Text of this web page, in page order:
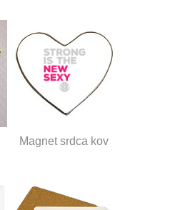
Magnet srdca kov